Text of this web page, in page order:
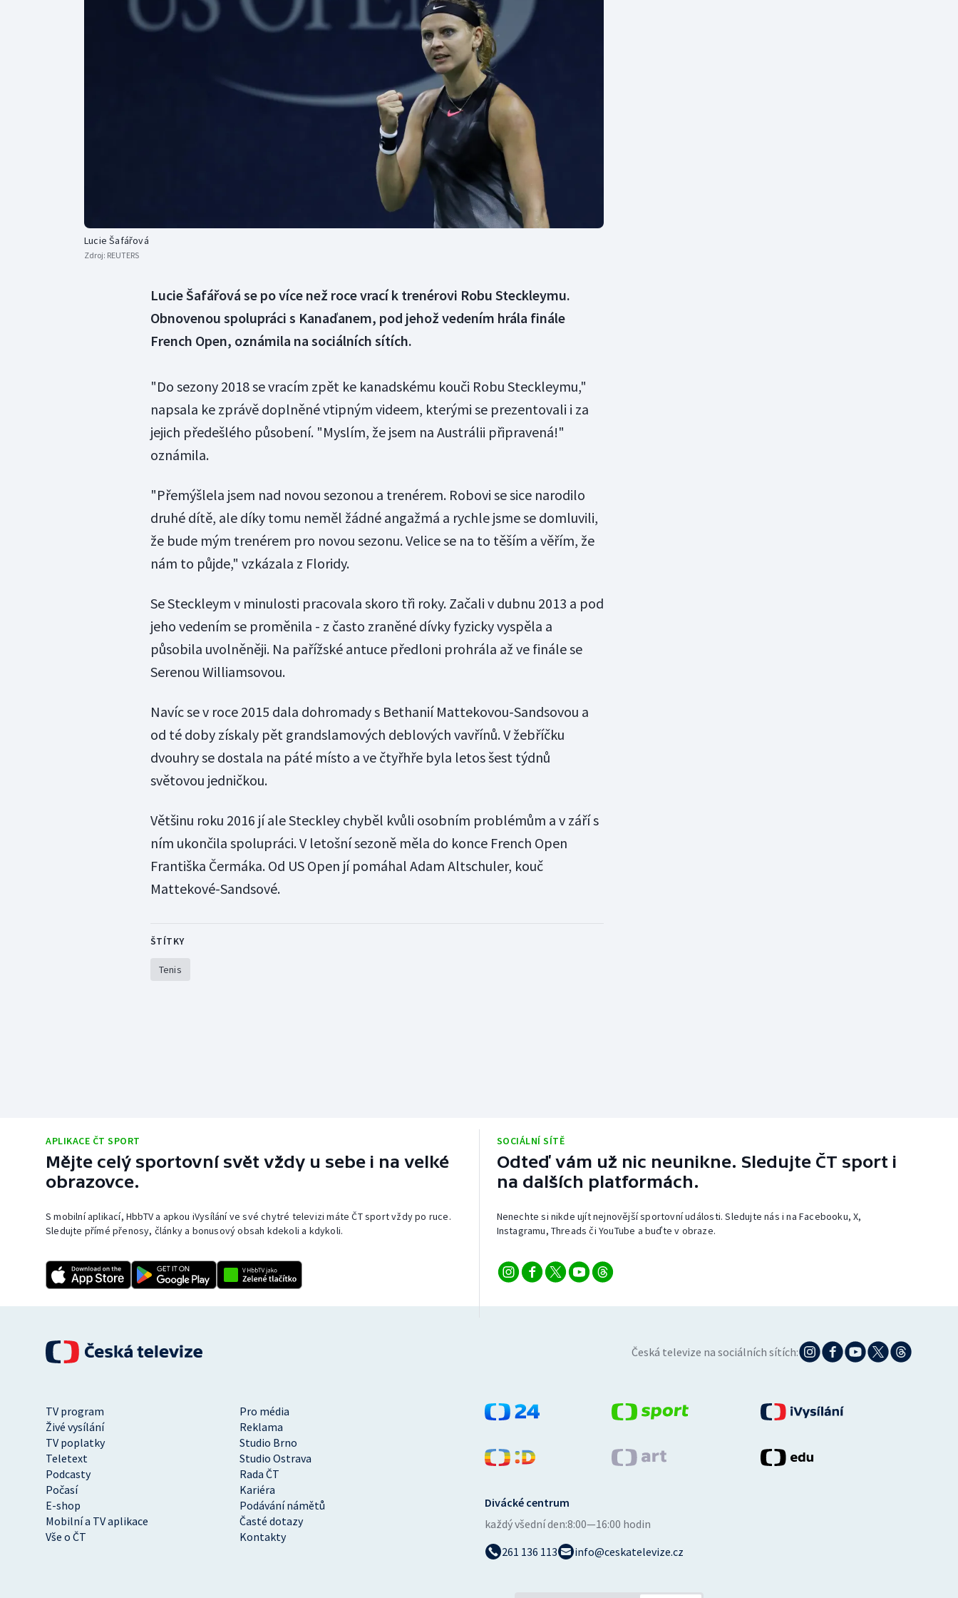
Curling Moderní pětiboj
Motorsport
Olympijské hry
Parasport
Plavání
Plážový volejbal
Veslování
Volejbal
Ostatní
Lucie Šafářová
Zdroj: REUTERS
Lucie Šafářová se po více než roce vrací k trenérovi Robu Steckleymu.
Obnovenou spolupráci s Kanaďanem, pod jehož vedením hrála finále
French Open, oznámila na sociálních sítích.
"Do sezony 2018 se vracím zpět ke kanadskému kouči Robu Steckleymu,"
napsala ke zprávě doplněné vtipným videem, kterými se prezentovali i za
jejich předešlého působení. "Myslím, že jsem na Austrálii připravená!"
oznámila.
"Přemýšlela jsem nad novou sezonou a trenérem. Robovi se sice narodilo
druhé dítě, ale díky tomu neměl žádné angažmá a rychle jsme se domluvili,
že bude mým trenérem pro novou sezonu. Velice se na to těším a věřím, že
nám to půjde," vzkázala z Floridy.
Se Steckleym v minulosti pracovala skoro tři roky. Začali v dubnu 2013 a pod
jeho vedením se proměnila - z často zraněné dívky fyzicky vyspěla a
působila uvolněněji. Na pařížské antuce předloni prohrála až ve finále se
Serenou Williamsovou.
Navíc se v roce 2015 dala dohromady s Bethanií Mattekovou-Sandsovou a
od té doby získaly pět grandslamových deblových vavřínů. V žebříčku
dvouhry se dostala na páté místo a ve čtyřhře byla letos šest týdnů
světovou jedničkou.
Většinu roku 2016 jí ale Steckley chyběl kvůli osobním problémům a v září s
ním ukončila spolupráci. V letošní sezoně měla do konce French Open
Františka Čermáka. Od US Open jí pomáhal Adam Altschuler, kouč
Mattekové-Sandsové.
ŠTÍTKY
Tenis
APLIKACE ČT SPORT
Mějte celý sportovní svět vždy u sebe i na velké
obrazovce.
S mobilní aplikací, HbbTV a apkou iVysílání ve své chytré televizi máte ČT sport vždy po ruce.
Sledujte přímé přenosy, články a bonusový obsah kdekoli a kdykoli.
SOCIÁLNÍ SÍTĚ
Odteď vám už nic neunikne. Sledujte ČT sport i
na dalších platformách.
Nenechte si nikde ujít nejnovější sportovní události. Sledujte nás i na Facebooku, X,
Instagramu, Threads či YouTube a buďte v obraze.
Česká televize na sociálních sítích:
TV program
Pro média
Živé vysílání
Reklama
TV poplatky
Studio Brno
Teletext
Studio Ostrava
Podcasty
Rada ČT
Počasí
Kariéra
E-shop
Podávání námětů
Mobilní a TV aplikace
Časté dotazy
Vše o ČT
Kontakty
Divácké centrum
každý všední den:8:00—16:00 hodin
261 136 113
info@ceskatelevize.cz